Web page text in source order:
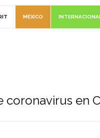
MÉXICO
coronavirus en